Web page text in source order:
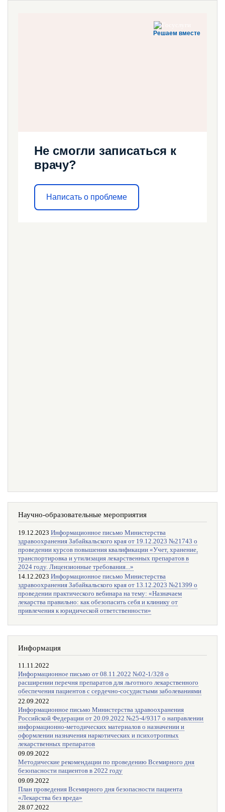
Решаем вместе
Не смогли записаться к
врачу?
Написать о проблеме
Научно-образовательные мероприятия
19.12.2023 Информационное письмо Министерства
здравоохранения Забайкальского края от 19.12.2023 №21743 о
проведении курсов повышения квалификации «Учет, хранение,
транспортировка и утилизация лекарственных препаратов в
2024 году. Лицензионные требования...»
14.12.2023 Информационное письмо Министерства
здравоохранения Забайкальского края от 13.12.2023 №21399 о
проведении практического вебинара на тему: «Назначаем
лекарства правильно: как обезопасить себя и клинику от
привлечения к юридической ответственности»
Информация
11.11.2022
Информационное письмо от 08.11.2022 №02-1/328 о
расширении перечня препаратов для льготного лекарственного
обеспечения пациентов с сердечно-сосудистыми заболеваниями
22.09.2022
Информационное письмо Министерства здравоохранения
Российской Федерации от 20.09.2022 №25-4/9317 о направлении
информационно-методических материалов о назначении и
оформлении назначения наркотических и психотропных
лекарственных препаратов
09.09.2022
Методические рекомендации по проведению Всемирного дня
безопасности пациентов в 2022 году
09.09.2022
План проведения Всемирного дня безопасности пациента
«Лекарства без вреда»
28.07.2022